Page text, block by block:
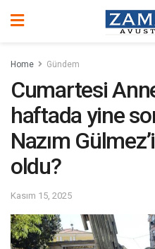
Home Gündem
Cumartesi
haftada yine
Nazım
oldu?
Kasım 15, 2025